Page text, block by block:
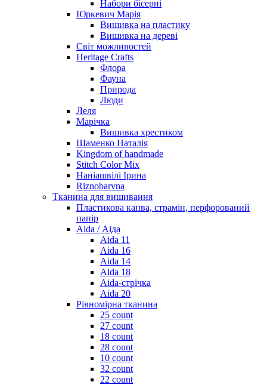
Набори бісерні
Юркевич Марія
Вишивка на пластику
Вишивка на дереві
Світ можливостей
Heritage Crafts
Флора
Фауна
Природа
Люди
Леля
Марічка
Вишивка хрестиком
Шаменко Наталія
Kingdom of handmade
Stitch Color Mix
Наніашвілі Ірина
Riznobarvna
Тканина для вишивання
Пластикова канва, страмін, перфорований
папір
Aida / Аіда
Aida 11
Aida 16
Aida 14
Aida 18
Aida-стрічка
Aida 20
Рівномірна тканина
25 count
27 count
18 count
28 count
10 count
32 count
22 count